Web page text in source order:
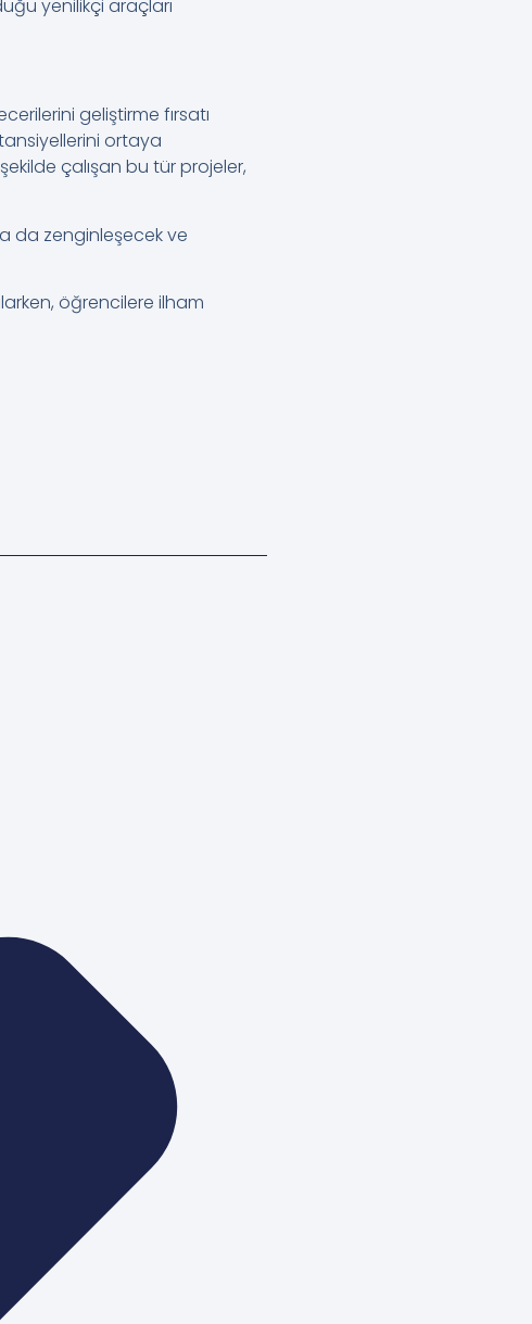
yenilikçi araçları
geliştirme fırsatı
ortaya
çalışan bu tür projeler,
da zenginleşecek ve
öğrencilere ilham